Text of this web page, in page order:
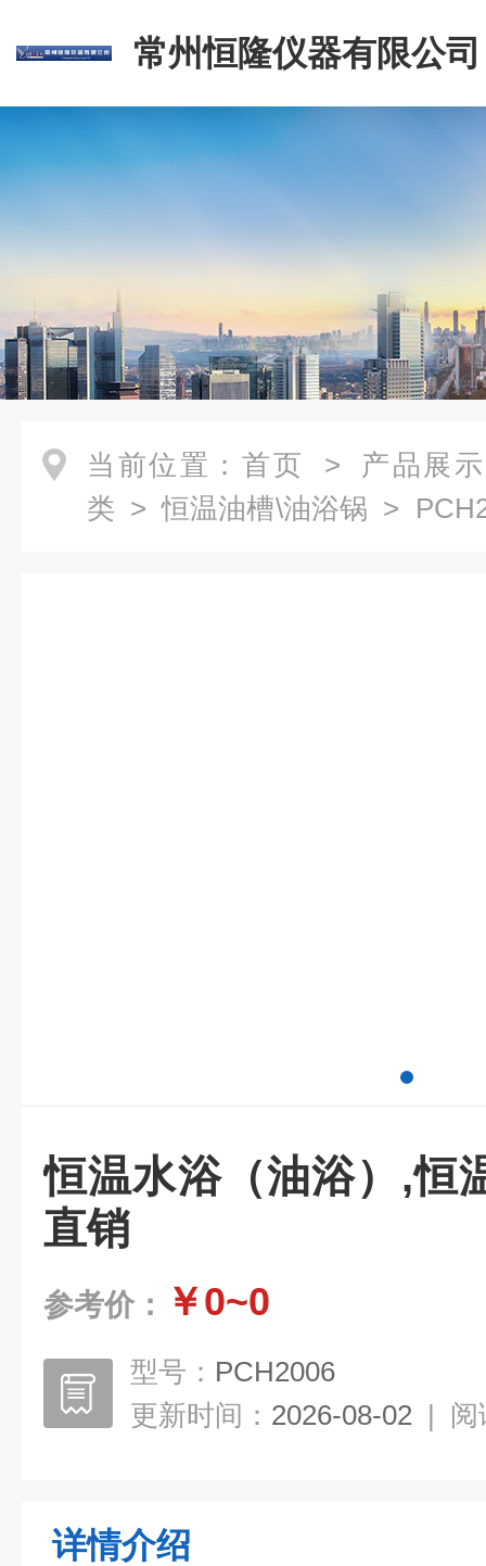
常州恒隆仪器有限公司
当前位置： 首页 > 产品展示
类 >恒温油槽\油浴锅 >
恒温水浴（油浴）,恒
直销
参考价： ￥0~0
型号： PCH2006
更新时间： 2026-08-02 | 阅
详情介绍